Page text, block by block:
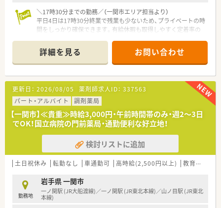
＼17時30分までの勤務／（一関市エリア担当より）
平日4日は17時30分終業で残業も少ないため、プライベートの時
間をしっかり確保できます。有給休暇も取得しやすく定着率の
＊------------------------------------------＊
【店舗情報と応需状況について】
■JR大船渡線およびJR東北本線の一ノ関駅から車で8分ほどの
場所に位置しお車での通勤に大変便利な調剤薬局です。
■近隣医療機関から内科や消化器科や小児科などの処方箋を1日
あたり50枚から60枚程度応需して地域医療に貢献しています。
■現在は常勤薬剤師が2名と医療事務スタッフが2名在籍してお
り協力しながら日々の調剤業務や患者様対応を行っておりま
す。
【法人特徴について】
■岩手県内に本社を置き地域に根差した店舗展開を続けている
チェーン薬局であり今後の成長も見込まれる優良な企業です。
異動や無理な働き方を強いることはなく安心して勤務可能で
す。
■経営陣と社員の距離が近くコミュニケーションが活発であり
詳細を見る お問い合わせ
更新日： 2026/08/05 薬剤師求人ID： 337563
パート・アルバイト
調剤薬局
【一関市】≪貴重≫時給3,000円・午前時間帯のみ・週2～3日
でOK！国立病院の門前薬局・通勤便利な好立地！
検討リストに追加
土日祝休み 転勤なし 車通勤可 高時給(2,500円以上) 教育制度あり
勤務地
岩手県 一関市
一ノ関駅 (JR大船渡線)／一ノ関駅 (JR東北本線)／山ノ目駅 (JR東北
本線)